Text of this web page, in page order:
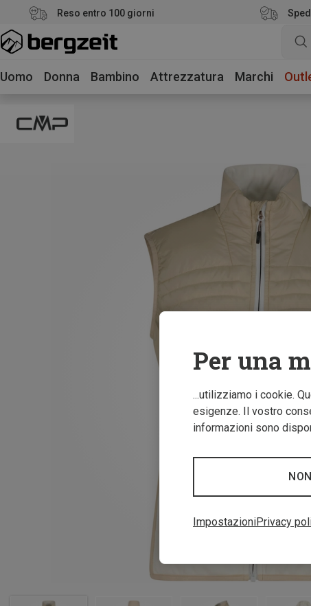
Reso entro 100 giorni
Uomo Donna Bambino Attrezzatura Marchi
Per una
...utilizziamo i cookie.
esigenze. Il vostro
informazioni sono
ImpostazioniPrivacy